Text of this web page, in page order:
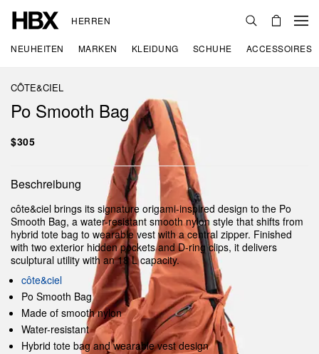
HERREN
NEUHEITEN MARKEN KLEIDUNG SCHUHE ACCESSOIRES
CÔTE&CIEL
Po Smooth Bag
$305
Beschreibung
côte&ciel brings its signature origami-inspired design to the Po
Smooth Bag, a water-resistant smooth nylon style that shifts from
hybrid tote bag to wearable vest with a central zipper. Finished
with two exterior hidden pockets and D-ring clips, it delivers
sculptural utility with an 18 L capacity.
côte&ciel
Po Smooth Bag
Made of smooth nylon
Water-resistant
Hybrid tote bag and wearable vest design